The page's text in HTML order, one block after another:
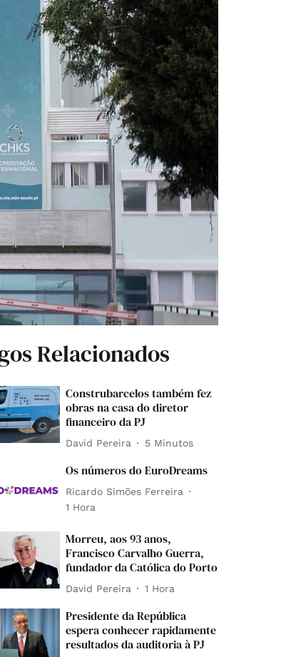
Relacionados
Construbarcelos também fez
obras na casa do diretor
financeiro da PJ
David Pereira 5 Minutos
Os números do EuroDreams
Ricardo Simões Ferreira
1 Hora
Morreu, aos 93 anos,
Francisco Carvalho Guerra,
fundador da Católica do Porto
David Pereira 1 Hora
Presidente da República
espera conhecer rapidamente
resultados da auditoria à PJ